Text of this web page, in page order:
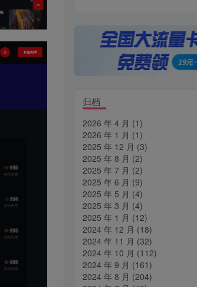
归档
2026 年 4 月 (1)
2026 年 1 月 (1)
2025 年 12 月 (3)
2025 年 8 月 (2)
2025 年 7 月 (2)
2025 年 6 月 (9)
2025 年 5 月 (4)
2025 年 3 月 (4)
2025 年 1 月 (12)
2024 年 12 月 (18)
2024 年 11 月 (32)
2024 年 10 月 (112)
2024 年 9 月 (161)
2024 年 8 月 (204)